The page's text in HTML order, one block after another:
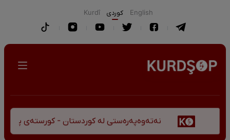
English كوردی Kurdî
نەتەوەپەرەستی لە کوردستان - کورستەی پێشڤەچوونی